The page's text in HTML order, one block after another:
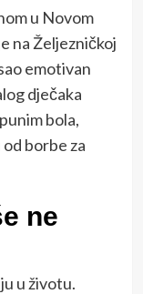
u Novom
na Željezničkoj
emotivan
dječaka
bola,
borbe za
ne
u životu.